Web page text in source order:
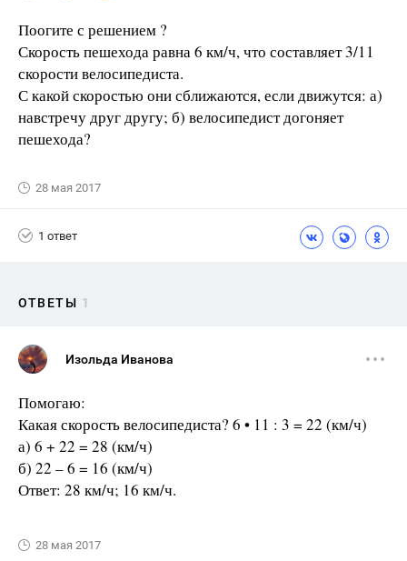
Поогите с решением ?
Скорость пешехода равна 6 км/ч, что составляет 3/11
скорости велосипедиста.
С какой скоростью они сближаются, если движутся: а)
навстречу друг другу; б) велосипедист догоняет
пешехода?
28 мая 2017
1 ответ
ОТВЕТЫ 1
Изольда Иванова
Помогаю:
Какая скорость велосипедиста? 6 • 11 : 3 = 22 (км/ч)
а) 6 + 22 = 28 (км/ч)
б) 22 – 6 = 16 (км/ч)
Ответ: 28 км/ч; 16 км/ч.
28 мая 2017